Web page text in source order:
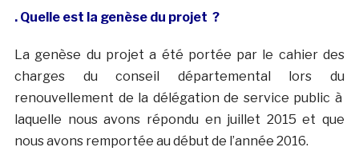
. Quelle est la genèse du projet ?
La genèse du projet a été portée par le cahier des
charges du conseil départemental lors du
renouvellement de la délégation de service public à
laquelle nous avons répondu en juillet 2015 et que
nous avons remportée au début de l’année 2016.